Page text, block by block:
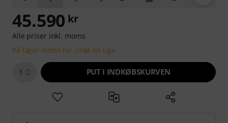
45.590 kr
Alle priser inkl. moms
På lager inden for cirka en uge
1 PUT I INDKØBSKURVEN